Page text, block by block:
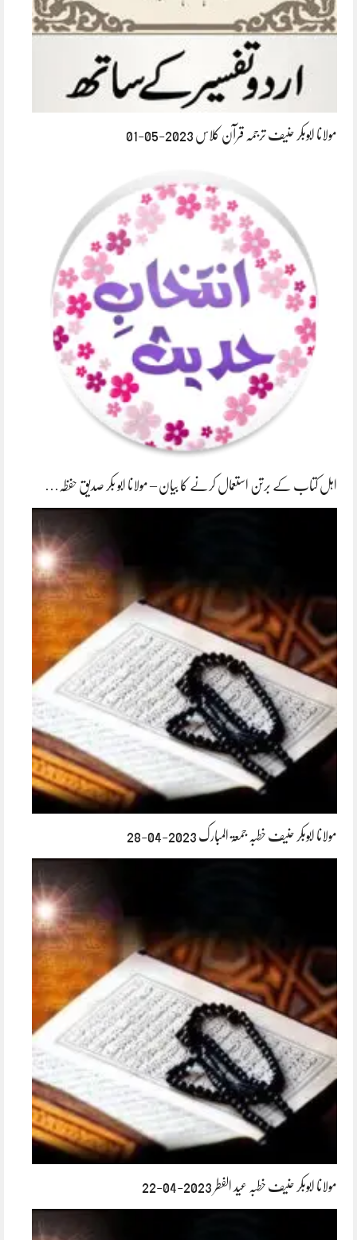
مولانا ابوبکر حنیف ترجمہ قرآن کلاس 2023-05-01
اہل کتاب کے برتن استعمال کرنے کا بیان – مولانا ابو بکر صدیق حفظہ…
مولانا ابوبکر حنیف خطبہ جمعۃ المبارک 2023-04-28
مولانا ابوبکر حنیف خطبہ عید الفطر 2023-04-22